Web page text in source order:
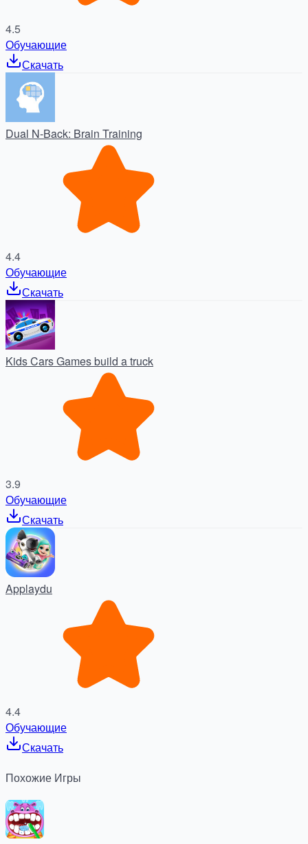
4.5
Обучающие
Скачать
Dual N-Back: Brain Training
4.4
Обучающие
Скачать
Kids Cars Games build a truck
3.9
Обучающие
Скачать
Applaydu
4.4
Обучающие
Скачать
Похожие Игры